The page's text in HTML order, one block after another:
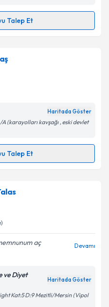
ilişkinAydınlatma
verilerimin belirtilen
kabul ediyorum.
Gönder
Talep Et
takvimi talebi oluşturun.
almanız için bir takvim
bilgilendireceğiz.
ilişkinAydınlatma
verilerimin belirtilen
kabul ediyorum.
Gönder
Haritada Göster
(karayolları kavşağı , eski devlet
Talep Et
takvimi talebi
randevu almanız için bir
ile bilgilendireceğiz.
ilişkin
Aydınlatma
kabul ediyorum.
aç
Devamı
ve Diyet
Haritada Göster
Kat:5 D:9 Mezitli/Mersin (Vipol